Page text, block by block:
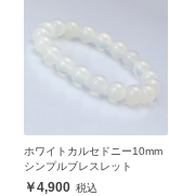
ホワイトカルセドニー10mm
シンプルブレスレット
4,900